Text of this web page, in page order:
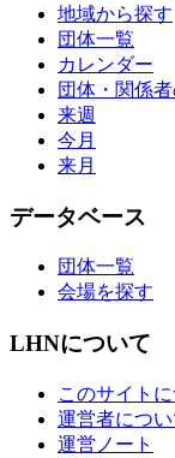
地域から探す
団体一覧
カレンダー
団体・関係
来週
今月
来月
データベース
団体一覧
会場を探す
LHNについて
このサイト
運営者につい
運営ノート